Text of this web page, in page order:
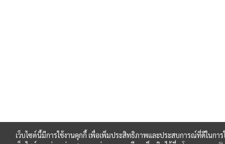
เว็บไซต์นี้มีการใช้งานคุกกี้ เพื่อเพิ่มประสิทธิภาพและประสบการณ์ที่ดีในการ